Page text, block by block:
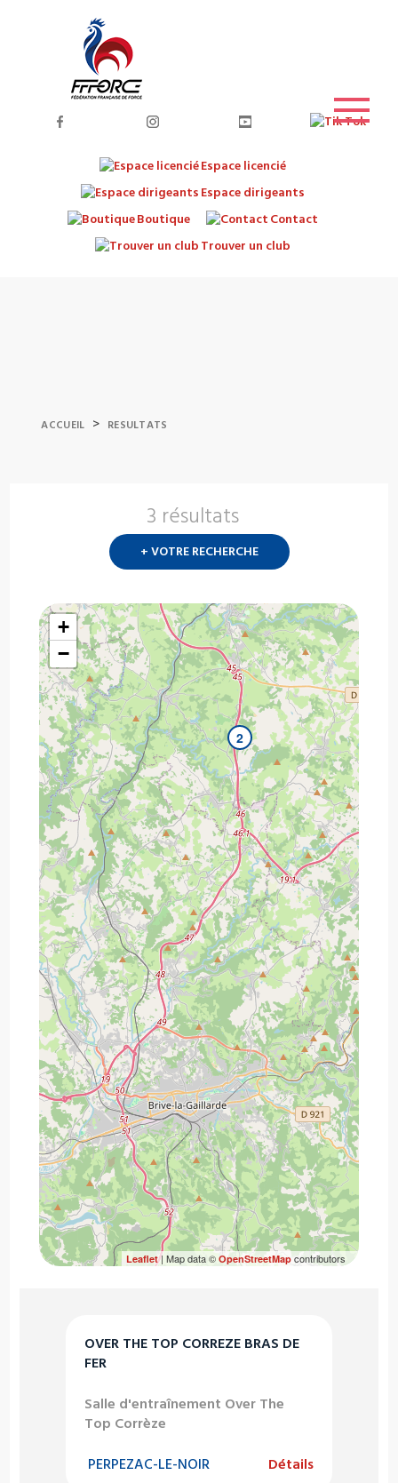
Espace licencié
Espace dirigeants
Boutique
Contact
Trouver un club
ACCUEIL > RESULTATS
3 résultats
+ VOTRE RECHERCHE
OVER THE TOP CORREZE BRAS DE
FER
Salle d'entraînement Over The
Top Corrèze
PERPEZAC-LE-NOIR Détails
2
+
−
Leaflet| Map data © OpenStreetMapcontributors